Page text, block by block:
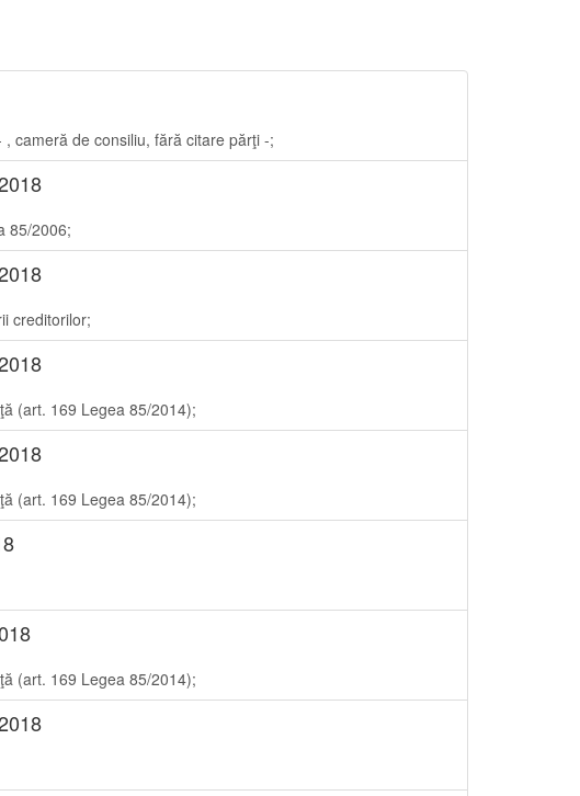
cameră de consiliu, fără citare părţi -;
85/2006;
creditorilor;
(art. 169 Legea 85/2014);
(art. 169 Legea 85/2014);
(art. 169 Legea 85/2014);